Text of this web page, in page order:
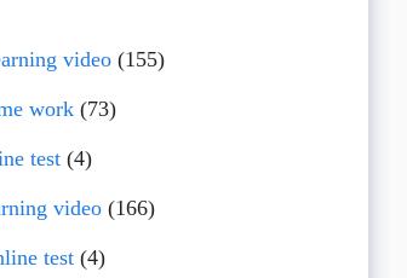
video(155)
work(73)
test(4)
video(166)
test(4)